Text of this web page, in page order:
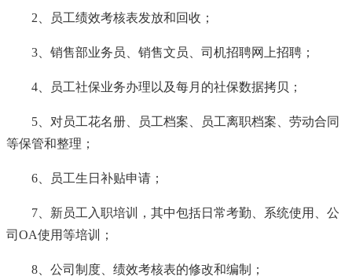
2、员工绩效考核表发放和回收；
3、销售部业务员、销售文员、司机招聘网上招聘；
4、员工社保业务办理以及每月的社保数据拷贝；
5、对员工花名册、员工档案、员工离职档案、劳动合同
等保管和整理；
6、员工生日补贴申请；
7、新员工入职培训，其中包括日常考勤、系统使用、公
司OA使用等培训；
8、公司制度、绩效考核表的修改和编制；